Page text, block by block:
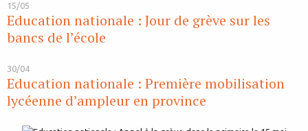
15/05
Education nationale : Jour de grève sur les
bancs de l’école
30/04
Education nationale : Première mobilisation
lycéenne d’ampleur en province